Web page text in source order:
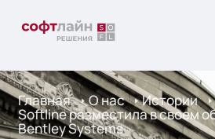
Главная О нас Истории
Softline разместила в своем
Bentley Systems